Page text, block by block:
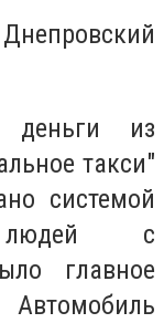
деньги из
такси"
системой
людей с
главное